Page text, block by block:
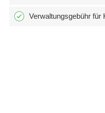
Verwaltungsgebühr für